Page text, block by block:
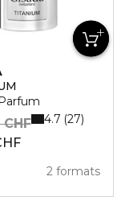
2 formats
4.7 27